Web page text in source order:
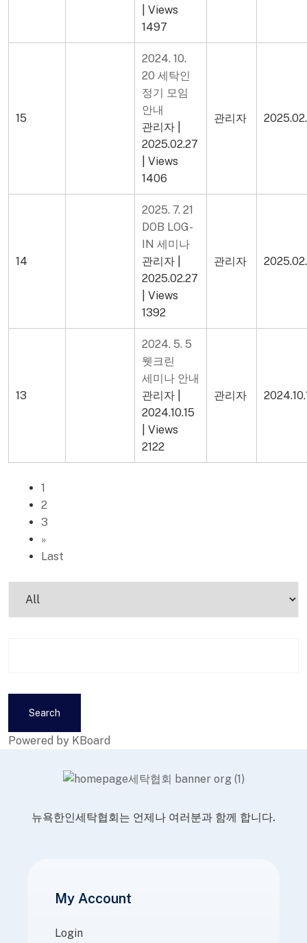
Views
1497
15
2024. 10.
20 세탁인
정기 모임
안내
관리자
2025.02.27
Views
1406
관리자
14
2025. 7. 21
DOB LOG-
IN 세미나
관리자
2025.02.27
Views
1392
관리자
13
2024. 5. 5
웻크린
세미나 안내
관리자
2024.10.15
Views
2122
관리자
1
2
3
»
Last
Search
Powered by KBoard
뉴욕한인세탁협회는 언제나 여러분과 함께 합니다.
My Account
Login